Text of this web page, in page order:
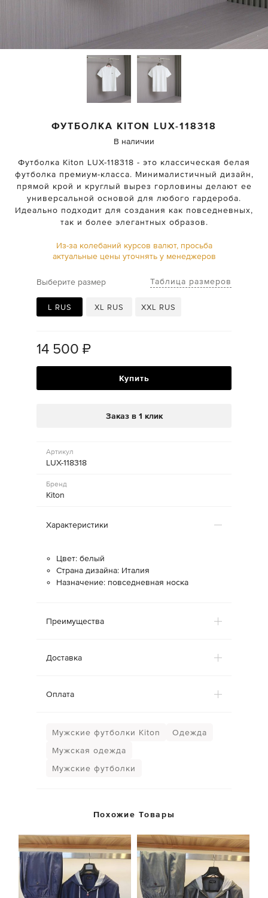
ФУТБОЛКА KITON LUX-118318
В наличии
Футболка Kiton LUX-118318 - это классическая белая
футболка премиум-класса. Минималистичный дизайн,
прямой крой и круглый вырез горловины делают ее
универсальной основой для любого гардероба.
Идеально подходит для создания как повседневных,
так и более элегантных образов.
Из-за колебаний курсов валют, просьба
актуальные цены уточнять у менеджеров
Выберите размер Таблица размеров
L RUS XL RUS XXL RUS
14 500 ₽
Купить
Заказ в 1 клик
Артикул
LUX-118318
Бренд
Kiton
Характеристики
Цвет: белый
Страна дизайна: Италия
Назначение: повседневная носка
Преимущества
Доставка
Оплата
Мужские футболки Kiton
Одежда
Мужская одежда
Мужские футболки
Похожие Товары